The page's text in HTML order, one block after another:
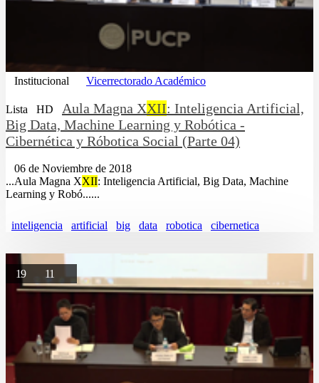
Institucional Vicerrectorado Académico
Lista HD Aula Magna XXII: Inteligencia Artificial,
Big Data, Machine Learning y Robótica -
Cibernética y Róbotica Social (Parte 04)
06 de Noviembre de 2018
...Aula Magna XXII: Inteligencia Artificial, Big Data, Machine
Learning y Robó......
inteligencia artificial big data robotica cibernetica
19 11